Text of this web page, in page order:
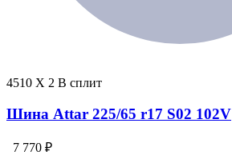
4510 X 2 В сплит
Шина Attar 225/65 r17 S02 102V
7 770 ₽